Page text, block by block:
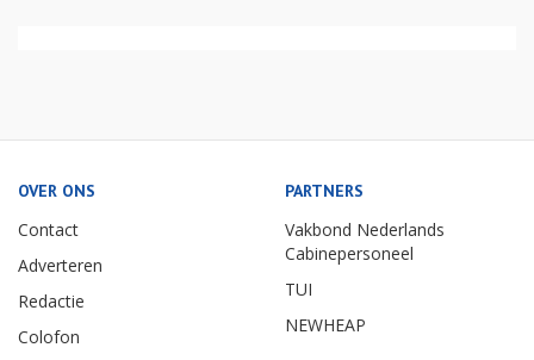
OVER ONS
Contact
Adverteren
Redactie
Colofon
PARTNERS
Vakbond Nederlands
Cabinepersoneel
TUI
NEWHEAP